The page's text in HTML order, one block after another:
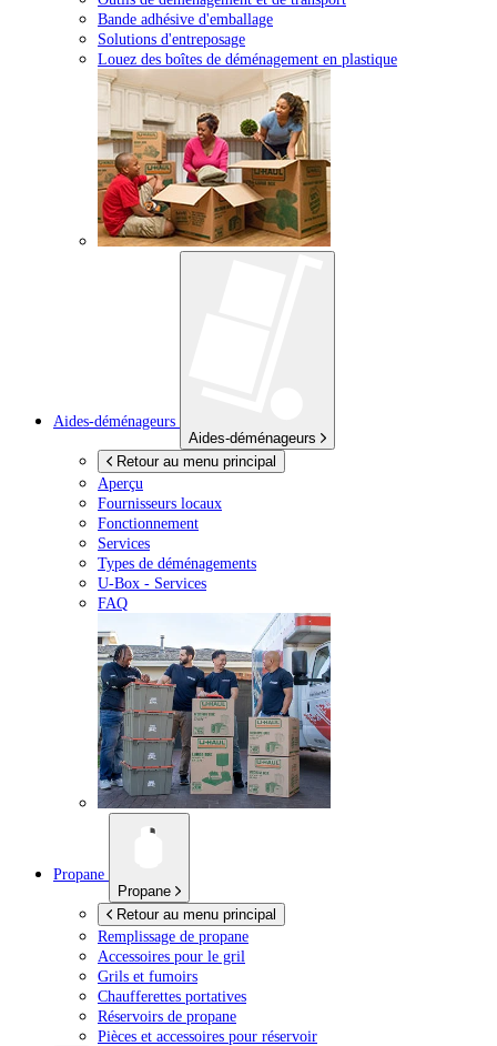
Bande adhésive d'emballage
Solutions d'entreposage
Louez des boîtes de déménagement en plastique
Aides-déménageurs
Aides-déménageurs
Retour au menu principal
Aperçu
Fournisseurs locaux
Fonctionnement
Services
Types de déménagements
U-Box - Services
FAQ
Propane
Propane
Retour au menu principal
Remplissage de propane
Accessoires pour le gril
Grils et fumoirs
Chaufferettes portatives
Réservoirs de propane
Pièces et accessoires pour réservoir